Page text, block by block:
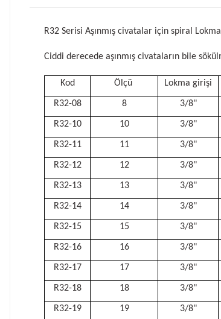
R32 Serisi Aşınmış civatalar için spiral
Ciddi derecede aşınmış civataların bile
Kod Ölçü Lokma girişi
R32-08 8 3/8"
R32-10 10 3/8"
R32-11 11 3/8"
R32-12 12 3/8"
R32-13 13 3/8"
R32-14 14 3/8"
R32-15 15 3/8"
R32-16 16 3/8"
R32-17 17 3/8"
R32-18 18 3/8"
R32-19 19 3/8"